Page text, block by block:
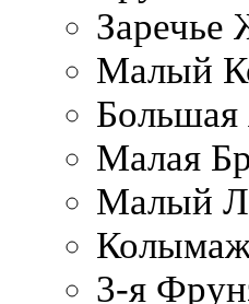
Заречье
Малый
Большая
Малая
Малый
3-я